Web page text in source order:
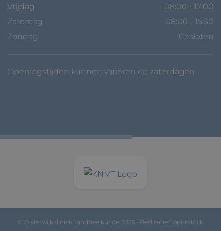
Vrijdag
08:00 - 17:00
Zaterdag
08:00 - 15:30
Zondag
Gesloten
Openingstijden kunnen variëren op zaterdagen
© Oisterwijkkliniek Tandheelkunde 2026 • Realisatie: TopPraktijk